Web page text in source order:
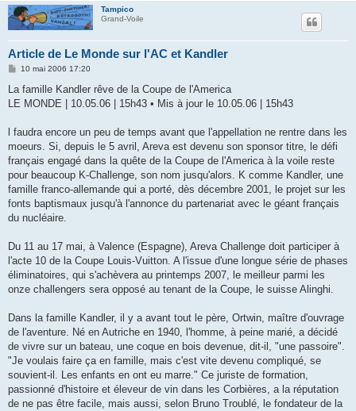
Tampico
Grand-Voile
Article de Le Monde sur l'AC et Kandler
M
s
a
10 mai 2006 17:20
La famille Kandler rêve de la Coupe de l'America
LE MONDE | 10.05.06 | 15h43 • Mis à jour le 10.05.06 | 15h43
l faudra encore un peu de temps avant que l'appellation ne rentre dans les
moeurs. Si, depuis le 5 avril, Areva est devenu son sponsor titre, le défi
français engagé dans la quête de la Coupe de l'America à la voile reste
pour beaucoup K-Challenge, son nom jusqu'alors. K comme Kandler, une
famille franco-allemande qui a porté, dès décembre 2001, le projet sur les
fonts baptismaux jusqu'à l'annonce du partenariat avec le géant français
du nucléaire.
Du 11 au 17 mai, à Valence (Espagne), Areva Challenge doit participer à
l'acte 10 de la Coupe Louis-Vuitton. A l'issue d'une longue série de phases
éliminatoires, qui s'achèvera au printemps 2007, le meilleur parmi les
onze challengers sera opposé au tenant de la Coupe, le suisse Alinghi.
Dans la famille Kandler, il y a avant tout le père, Ortwin, maître d'ouvrage
de l'aventure. Né en Autriche en 1940, l'homme, à peine marié, a décidé
de vivre sur un bateau, une coque en bois devenue, dit-il, "une passoire".
"Je voulais faire ça en famille, mais c'est vite devenu compliqué, se
souvient-il. Les enfants en ont eu marre." Ce juriste de formation,
passionné d'histoire et éleveur de vin dans les Corbières, a la réputation
de ne pas être facile, mais aussi, selon Bruno Troublé, le fondateur de la